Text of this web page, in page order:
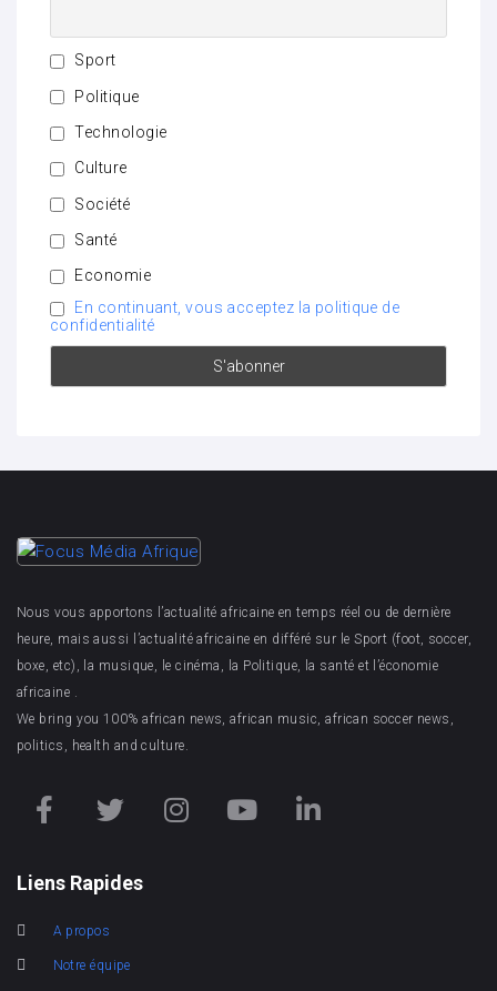
Sport
Politique
Technologie
Culture
Société
Santé
Economie
En continuant, vous acceptez la politique de
confidentialité
Nous vous apportons l’actualité africaine en temps réel ou de dernière
heure, mais aussi l’actualité africaine en différé sur le Sport (foot, soccer,
boxe, etc), la musique, le cinéma, la Politique, la santé et l’économie
africaine .
We bring you 100% african news, african music, african soccer news,
politics, health and culture.
Liens Rapides
A propos
Notre équipe